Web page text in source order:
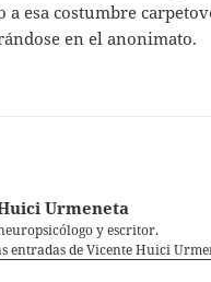
esa costumbre
en el anonimato.
Urmeneta
y escritor.
entradas de Vicente Huici